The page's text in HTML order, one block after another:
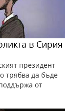
в Сирия
президент
трябва да бъде
от